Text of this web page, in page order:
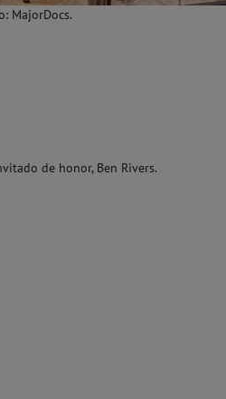
MajorDocs.
de honor, Ben Rivers.